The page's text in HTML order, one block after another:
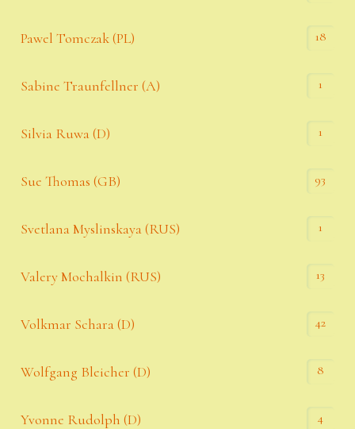
Pawel Tomczak (PL) 18
Sabine Traunfellner (A) 1
Silvia Ruwa (D) 1
Sue Thomas (GB) 93
Svetlana Myslinskaya (RUS) 1
Valery Mochalkin (RUS) 13
Volkmar Schara (D) 42
Wolfgang Bleicher (D) 8
Yvonne Rudolph (D) 4